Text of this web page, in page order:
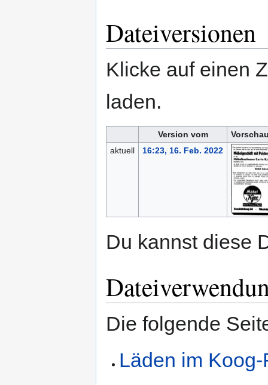
Dateiversionen
Klicke auf einen
laden.
Version vom
aktuell
16:23, 16. Feb. 2022
Du kannst diese
Die folgende
Läden im